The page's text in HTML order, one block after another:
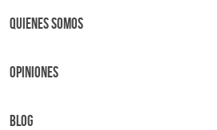
Quienes Somos
OPINIONES
BLOG